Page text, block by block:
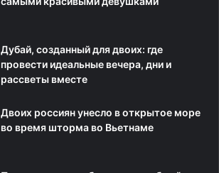
Дубай, созданный для двоих: где
провести идеальные вечера, дни и
рассветы вместе
Двоих россиян унесло в открытое море
во время шторма во Вьетнаме